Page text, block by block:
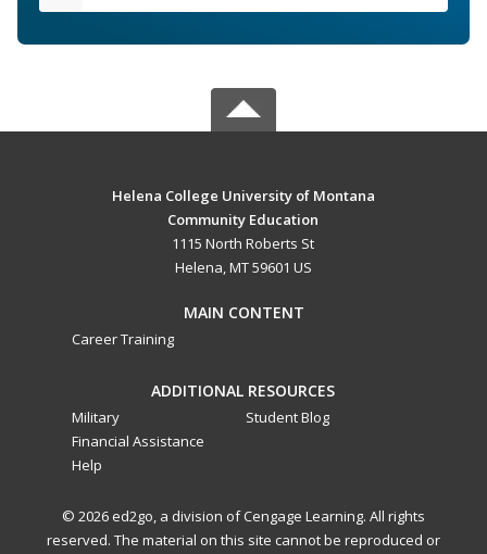
Helena College University of Montana
Community Education
1115 North Roberts St
Helena, MT 59601 US
MAIN CONTENT
Career Training
ADDITIONAL RESOURCES
Military
Financial Assistance
Help
Student Blog
© 2026 ed2go, a division of Cengage Learning. All rights
reserved. The material on this site cannot be reproduced or